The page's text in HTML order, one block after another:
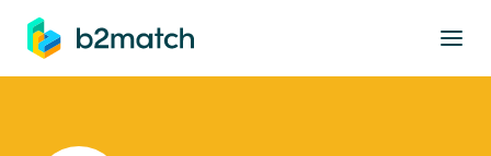
springen